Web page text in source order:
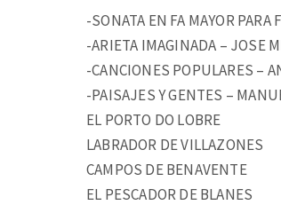
-SONATA EN FA MAYOR
-ARIETA IMAGINADA – JOSE
-CANCIONES POPULARES –
-PAISAJES Y GENTES –
EL PORTO DO LOBRE
LABRADOR DE VILLAZONES
CAMPOS DE BENAVENTE
EL PESCADOR DE BLANES